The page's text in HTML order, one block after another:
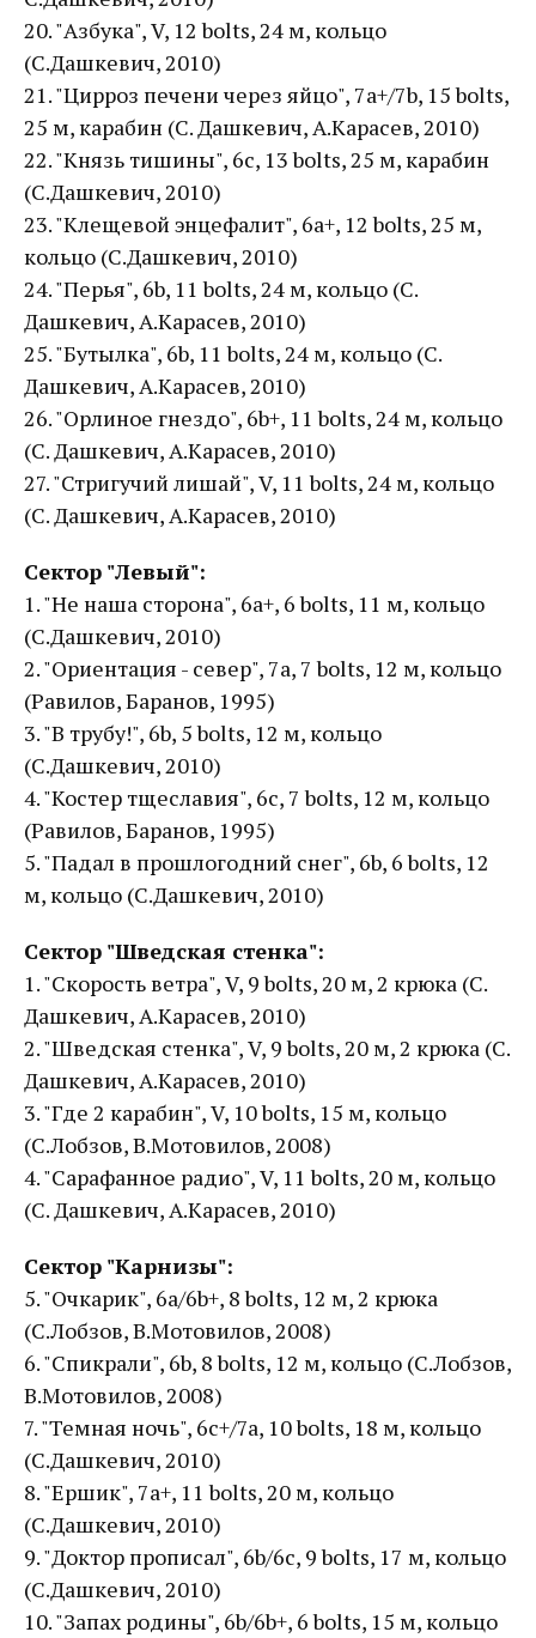
20. "Азбука", V, 12 bolts, 24 м, кольцо
(С.Дашкевич, 2010)
21. "Цирроз печени через яйцо", 7a+/7b, 15 bolts,
25 м, карабин (С. Дашкевич, А.Карасев, 2010)
22. "Князь тишины", 6с, 13 bolts, 25 м, карабин
(С.Дашкевич, 2010)
23. "Клещевой энцефалит", 6a+, 12 bolts, 25 м,
кольцо (С.Дашкевич, 2010)
24. "Перья", 6b, 11 bolts, 24 м, кольцо (С.
Дашкевич, А.Карасев, 2010)
25. "Бутылка", 6b, 11 bolts, 24 м, кольцо (С.
Дашкевич, А.Карасев, 2010)
26. "Орлиное гнездо", 6b+, 11 bolts, 24 м, кольцо
(С. Дашкевич, А.Карасев, 2010)
27. "Стригучий лишай", V, 11 bolts, 24 м, кольцо
(С. Дашкевич, А.Карасев, 2010)
Сектор "Левый":
1. "Не наша сторона", 6a+, 6 bolts, 11 м, кольцо
(С.Дашкевич, 2010)
2. "Ориентация - север", 7a, 7 bolts, 12 м, кольцо
(Равилов, Баранов, 1995)
3. "В трубу!", 6b, 5 bolts, 12 м, кольцо
(С.Дашкевич, 2010)
4. "Костер тщеславия", 6с, 7 bolts, 12 м, кольцо
(Равилов, Баранов, 1995)
5. "Падал в прошлогодний снег", 6b, 6 bolts, 12
м, кольцо (С.Дашкевич, 2010)
Сектор "Шведская стенка":
1. "Скорость ветра", V, 9 bolts, 20 м, 2 крюка (С.
Дашкевич, А.Карасев, 2010)
2. "Шведская стенка", V, 9 bolts, 20 м, 2 крюка (С.
Дашкевич, А.Карасев, 2010)
3. "Где 2 карабин", V, 10 bolts, 15 м, кольцо
(С.Лобзов, В.Мотовилов, 2008)
4. "Сарафанное радио", V, 11 bolts, 20 м, кольцо
(С. Дашкевич, А.Карасев, 2010)
Сектор "Карнизы":
5. "Очкарик", 6а/6b+, 8 bolts, 12 м, 2 крюка
(С.Лобзов, В.Мотовилов, 2008)
6. "Спикрали", 6b, 8 bolts, 12 м, кольцо (С.Лобзов,
В.Мотовилов, 2008)
7. "Темная ночь", 6c+/7a, 10 bolts, 18 м, кольцо
(С.Дашкевич, 2010)
8. "Ершик", 7a+, 11 bolts, 20 м, кольцо
(С.Дашкевич, 2010)
9. "Доктор прописал", 6b/6с, 9 bolts, 17 м, кольцо
(С.Дашкевич, 2010)
10. "Запах родины", 6b/6b+, 6 bolts, 15 м, кольцо